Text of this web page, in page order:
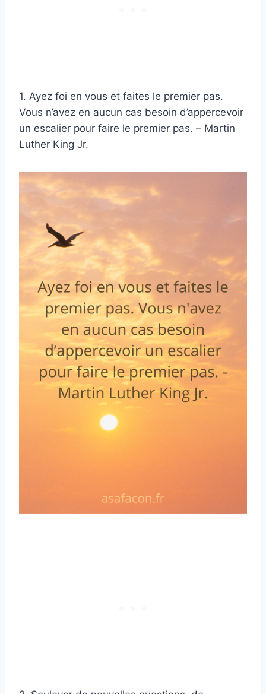
1. Ayez foi en vous et faites le premier pas.
Vous n’avez en aucun cas besoin d’appercevoir
un escalier pour faire le premier pas. – Martin
Luther King Jr.